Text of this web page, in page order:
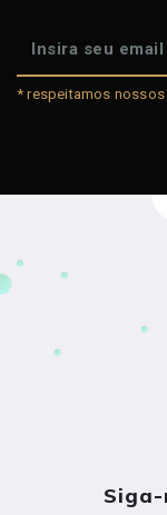
* respeitamos nossos
Siga-